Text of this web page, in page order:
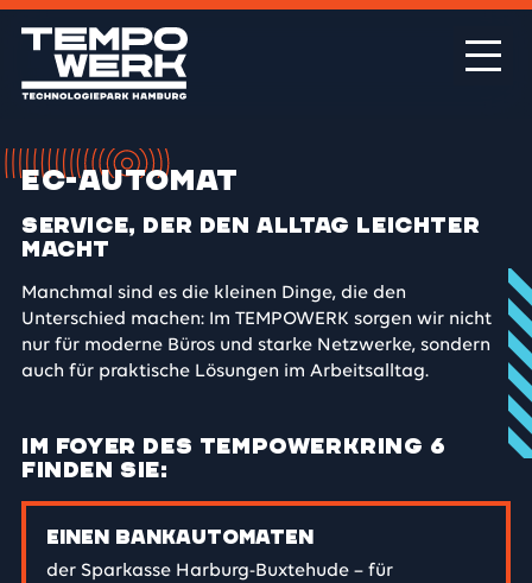
EC-Automat
Service, der den Alltag leichter
macht
Manchmal sind es die kleinen Dinge, die den
Unterschied machen: Im TEMPOWERK sorgen wir nicht
nur für moderne Büros und starke Netzwerke, sondern
auch für praktische Lösungen im Arbeitsalltag.
Im Foyer des Tempowerkring 6
finden Sie:
EINEN BANKAUTOMATEN
der Sparkasse Harburg-Buxtehude – für